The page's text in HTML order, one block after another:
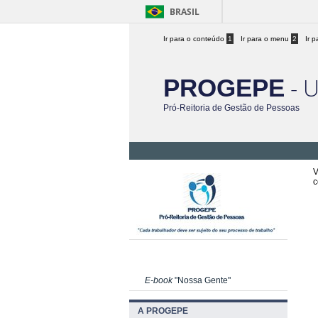
BRASIL
Ir para o conteúdo 1 Ir para o menu 2 Ir
PROGEPE -
Pró-Reitoria de Gestão de Pessoas
E-book"Nossa Gente"
A PROGEPE